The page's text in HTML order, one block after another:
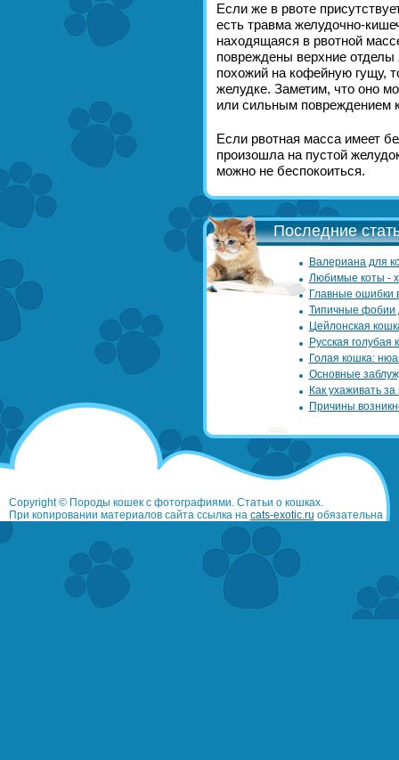
Если же в рвоте
есть травма желудочно-
находящаяся в рвотной
повреждены верхние
похожий на кофейную гущу,
желудке. Заметим, что оно
или сильным повреждением
Если рвотная масса имеет
произошла на пустой
можно не беспокоиться.
Последние
Валериана для
Любимые коты -
Главные ошибки
Типичные фобии
Цейлонская
Русская голубая
Голая кошка:
Основные
Как ухаживать
Причины
Copyright © Породы кошек с фотографиями. Статьи о кошках.
При копировании материалов сайта ссылка на cats-exotic.ru обязательна